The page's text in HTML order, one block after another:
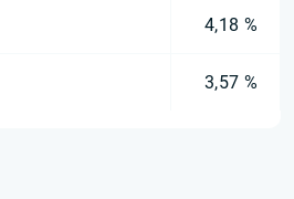
4,18 %
3,57 %